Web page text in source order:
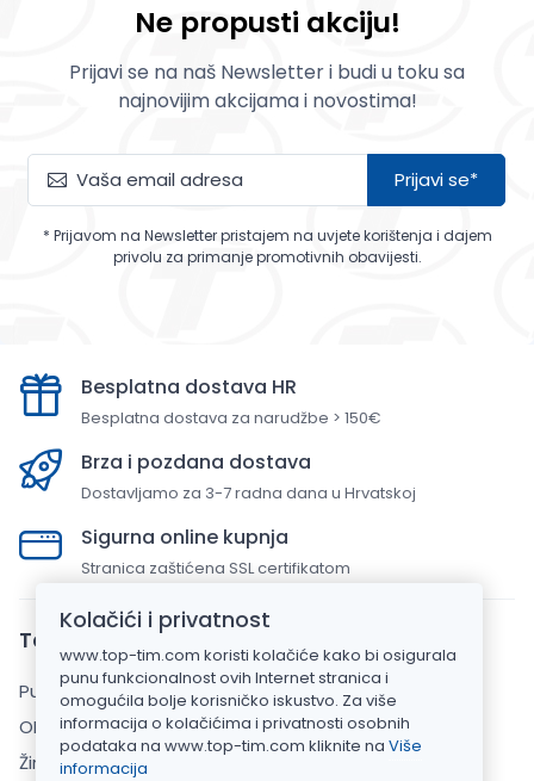
Ne propusti akciju!
Prijavi se na naš Newsletter i budi u toku sa
najnovijim akcijama i novostima!
Prijavi se*
* Prijavom na Newsletter pristajem na uvjete korištenja i dajem
privolu za primanje promotivnih obavijesti.
Besplatna dostava HR
Besplatna dostava za narudžbe > 150€
Brza i pozdana dostava
Dostavljamo za 3-7 radna dana u Hrvatskoj
Sigurna online kupnja
Stranica zaštićena SSL certifikatom
Top Tim d.o.o.
Put Gvozdenova 283, 22000 Šibenik
OIB: 20925110769
Žiro račun: HPB banka d.d.
Kolačići i privatnost
www.top-tim.com koristi kolačiće kako bi osigurala
punu funkcionalnost ovih Internet stranica i
omogućila bolje korisničko iskustvo. Za više
informacija o kolačićima i privatnosti osobnih
podataka na www.top-tim.com kliknite na Više
informacija